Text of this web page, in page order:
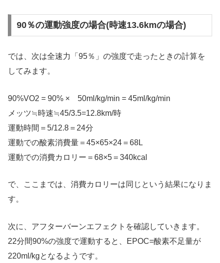
90％の運動強度の場合(時速13.6kmの場合)
では、次は全速力「95％」の強度で走ったときの計算を
してみます。
90%VO2 = 90% × 50ml/kg/min = 45ml/kg/min
メッツ≒時速≒45/3.5=12.8km/時
運動時間＝5/12.8＝24分
運動での酸素消費量＝45×65×24＝68L
運動での消費カロリー＝68×5＝340kcal
で、ここまでは、消費カロリーは同じという結果になりま
す。
次に、アフターバーンエフェクトを確認していきます。
22分間90%の強度で運動すると、EPOC=酸素不足量が
220ml/kgとなるようです。